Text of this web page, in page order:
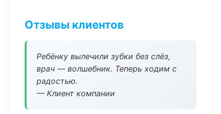
Отзывы клиентов
Ребёнку вылечили зубки без слёз,
врач — волшебник. Теперь ходим с
радостью.
— Клиент компании